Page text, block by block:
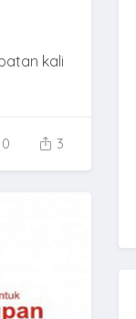
kali
0 3